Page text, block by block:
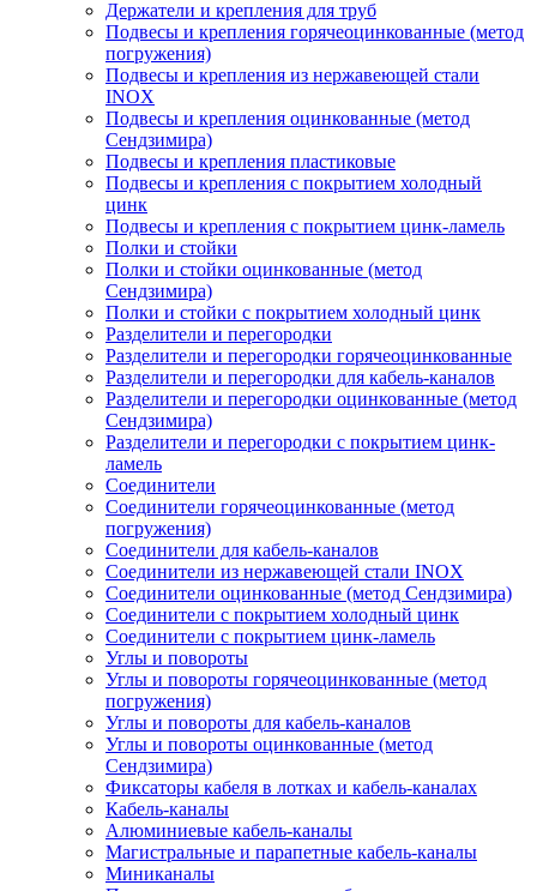
Держатели и крепления для труб
Подвесы и крепления горячеоцинкованные (метод
погружения)
Подвесы и крепления из нержавеющей стали
INOX
Подвесы и крепления оцинкованные (метод
Сендзимира)
Подвесы и крепления пластиковые
Подвесы и крепления с покрытием холодный
цинк
Подвесы и крепления с покрытием цинк-ламель
Полки и стойки
Полки и стойки оцинкованные (метод
Сендзимира)
Полки и стойки с покрытием холодный цинк
Разделители и перегородки
Разделители и перегородки горячеоцинкованные
Разделители и перегородки для кабель-каналов
Разделители и перегородки оцинкованные (метод
Сендзимира)
Разделители и перегородки с покрытием цинк-
ламель
Соединители
Соединители горячеоцинкованные (метод
погружения)
Соединители для кабель-каналов
Соединители из нержавеющей стали INOX
Соединители оцинкованные (метод Сендзимира)
Соединители с покрытием холодный цинк
Соединители с покрытием цинк-ламель
Углы и повороты
Углы и повороты горячеоцинкованные (метод
погружения)
Углы и повороты для кабель-каналов
Углы и повороты оцинкованные (метод
Сендзимира)
Фиксаторы кабеля в лотках и кабель-каналах
Кабель-каналы
Алюминиевые кабель-каналы
Магистральные и парапетные кабель-каналы
Миниканалы